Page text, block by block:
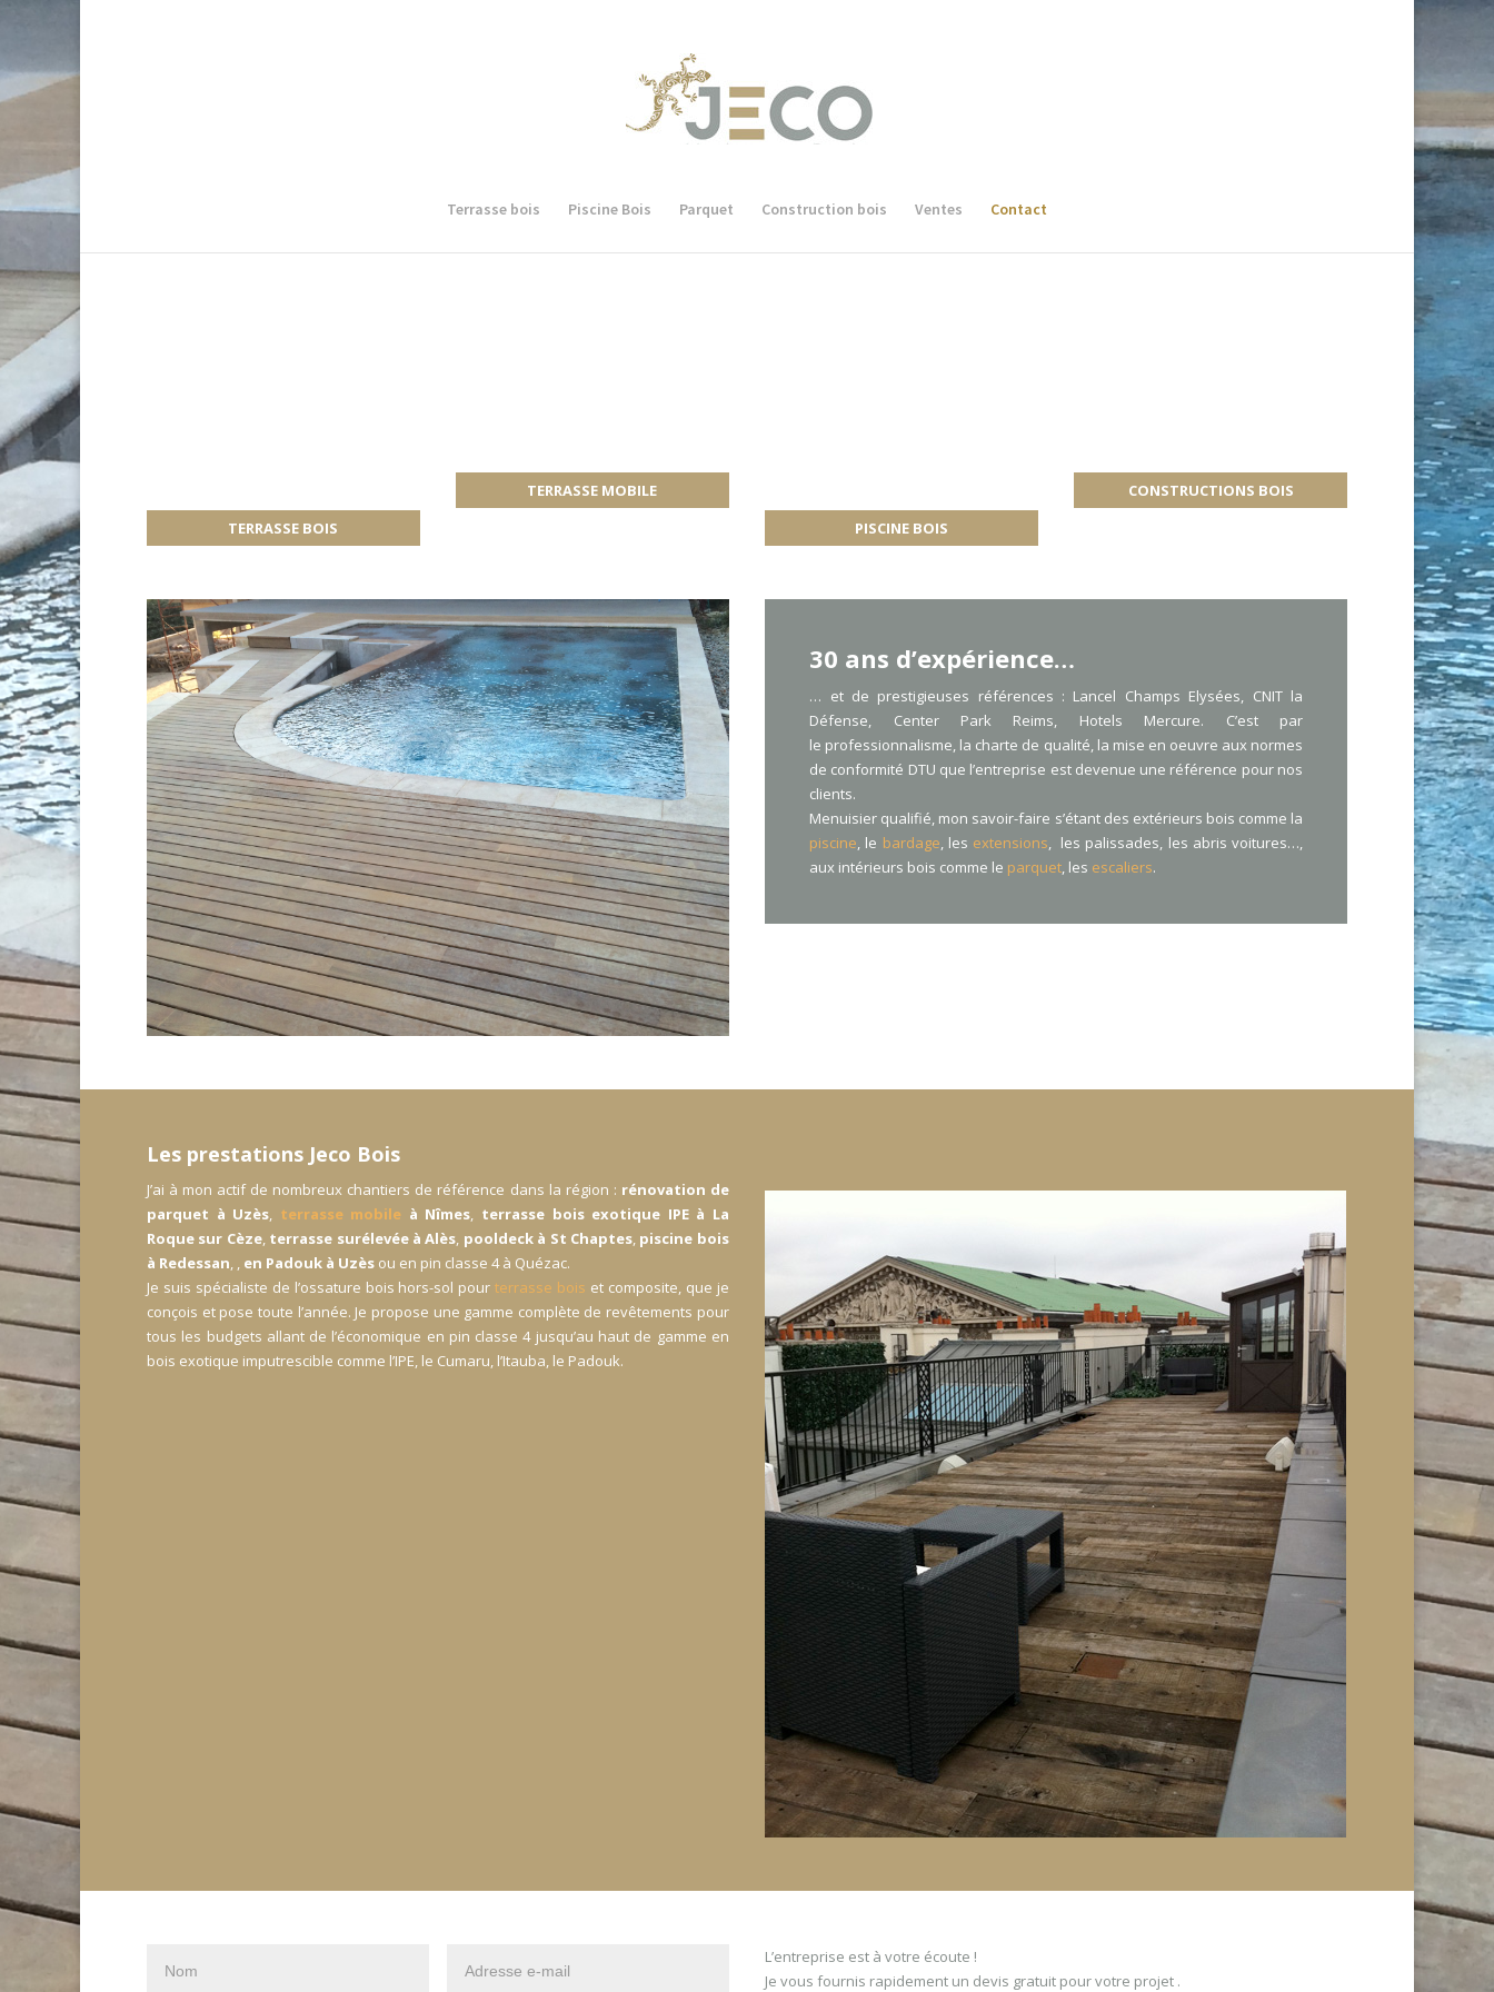
Terrasse bois Piscine Bois Parquet Construction bois Ventes Contact
TERRASSE BOIS
TERRASSE MOBILE
PISCINE BOIS
CONSTRUCTIONS BOIS
30 ans d’expérience…
… et de prestigieuses références : Lancel Champs Elysées, CNIT la
Défense, Center Park Reims, Hotels Mercure. C’est par
le professionnalisme, la charte de qualité, la mise en oeuvre aux normes
de conformité DTU que l’entreprise est devenue une référence pour nos
clients.
Menuisier qualifié, mon savoir-faire s’étant des extérieurs bois comme la
piscine, le bardage, les extensions, les palissades, les abris voitures…,
aux intérieurs bois comme le parquet, les escaliers.
Les prestations Jeco Bois
J’ai à mon actif de nombreux chantiers de référence dans la région : rénovation de
parquet à Uzès, terrasse mobile à Nîmes, terrasse bois exotique IPE à La
Roque sur Cèze, terrasse surélevée à Alès, pooldeck à St Chaptes, piscine bois
à Redessan, , en Padouk à Uzès ou en pin classe 4 à Quézac.
Je suis spécialiste de l’ossature bois hors-sol pourterrasse bois et composite, que je
conçois et pose toute l’année. Je propose une gamme complète de revêtements pour
tous les budgets allant de l’économique en pin classe 4 jusqu’au haut de gamme en
bois exotique imputrescible comme l’IPE, le Cumaru, l’Itauba, le Padouk.
L’entreprise est à votre écoute !
Je vous fournis rapidement un devis gratuit pour votre projet .